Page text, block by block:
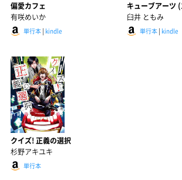
偏愛カフェ
有咲めいか
単行本 | kindle
キューブアーツ
臼井 ともみ
単行本| kindle
クイズ! 正義の選択
杉野アキユキ
単行本